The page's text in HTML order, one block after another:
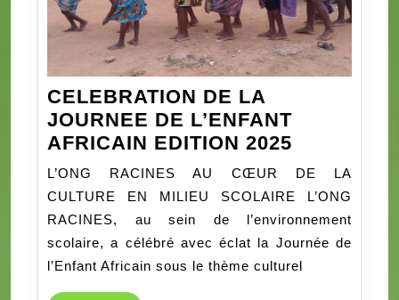
CELEBRATION DE LA
JOURNEE DE L’ENFANT
AFRICAIN EDITION 2025
DE
LA
JOURNEE
DE
L’ENFANT
L’ONG RACINES AU CŒUR DE LA
CULTURE EN MILIEU SCOLAIRE L’ONG
RACINES, au sein de l’environnement
scolaire, a célébré avec éclat la Journée de
l’Enfant Africain sous le thème culturel